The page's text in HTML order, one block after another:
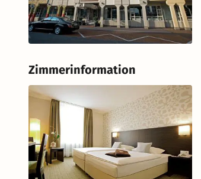
Zimmerinformation